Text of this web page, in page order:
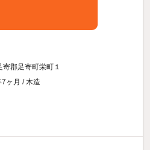
寄郡足寄町栄町１
ヶ月 / 木造